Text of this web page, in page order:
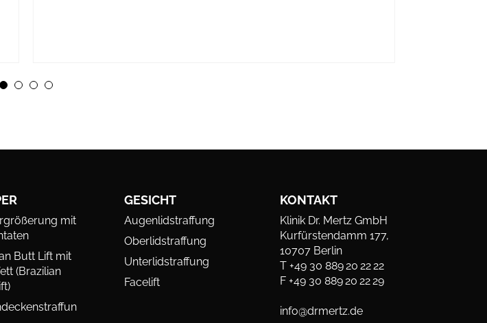
mit
Butt Lift mit
(Brazilian
GESICHT
Augenlidstraffung
Oberlidstraffung
Unterlidstraffung
Facelift
KONTAKT
Klinik Dr. Mertz GmbH
Kurfürstendamm 177,
10707 Berlin
T +49 30 889 20 22 22
F +49 30 889 20 22 29
info@drmertz.de